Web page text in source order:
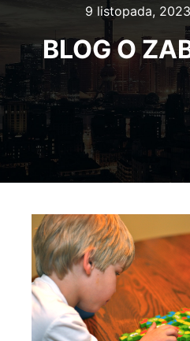
9 listopada, 2023
BLOG O